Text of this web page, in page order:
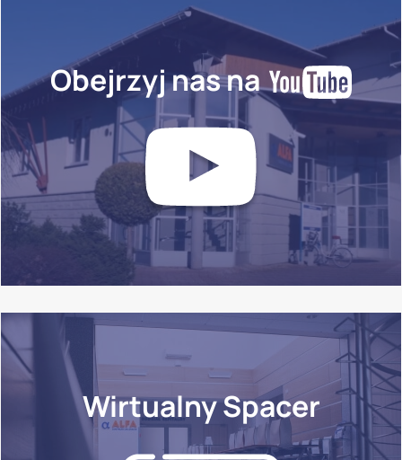
Obejrzyj nas na
Wirtualny Spacer